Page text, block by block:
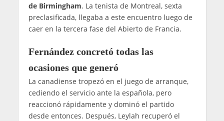
de Birmingham. La tenista de Montreal, sexta
preclasificada, llegaba a este encuentro luego de
caer en la tercera fase del Abierto de Francia.
Fernández concretó todas las
ocasiones que generó
La canadiense tropezó en el juego de arranque,
cediendo el servicio ante la española, pero
reaccionó rápidamente y dominó el partido
desde entonces. Después, Leylah recuperó el